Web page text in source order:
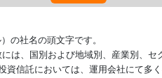
の社名の頭文字です。
は、国別および地域別、産業別、
信託においては、運用会社にて多